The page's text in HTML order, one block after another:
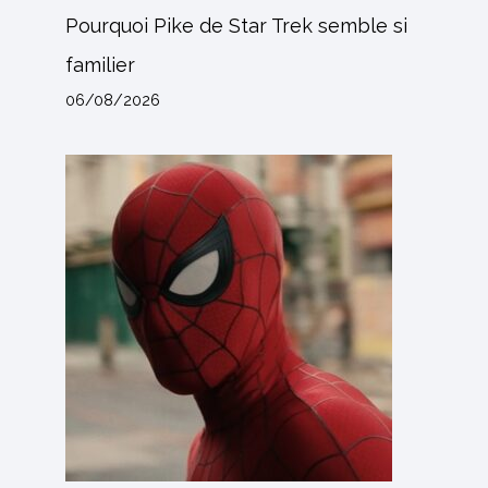
Pourquoi Pike de Star Trek semble si
familier
06/08/2026